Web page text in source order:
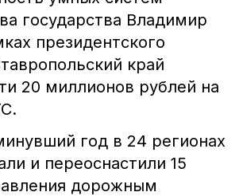
государства Владимир
президентского
край
20 миллионов рублей на
год в 24 регионах
и переоснастили 15
дорожным